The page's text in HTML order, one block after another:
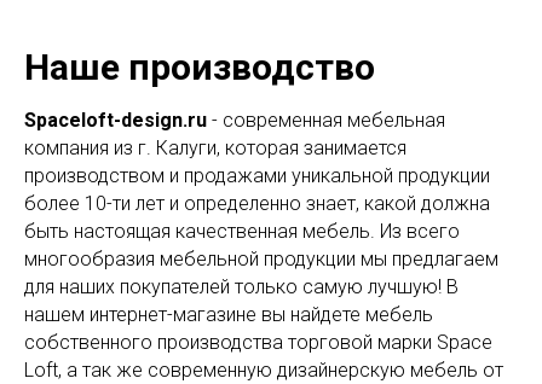
Наше производство
Spaceloft-design.ru - современная мебельная
компания из г. Калуги, которая занимается
производством и продажами уникальной продукции
более 10-ти лет и определенно знает, какой должна
быть настоящая качественная мебель. Из всего
многообразия мебельной продукции мы предлагаем
для наших покупателей только самую лучшую! В
нашем интернет-магазине вы найдете мебель
собственного производства торговой марки Space
Loft, а так же современную дизайнерскую мебель от